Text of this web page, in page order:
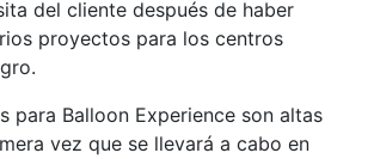
del cliente después de haber
proyectos para los centros
para Balloon Experience son altas
vez que se llevará a cabo en